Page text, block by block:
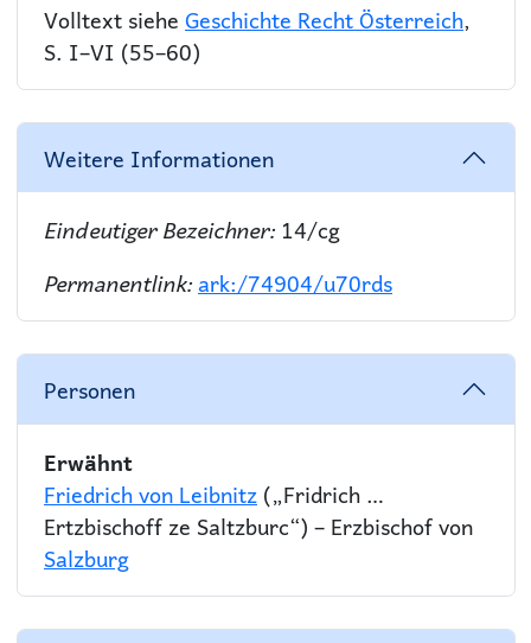
Volltext siehe Geschichte Recht Österreich,
S. I–VI (55–60)
Weitere Informationen
Eindeutiger Bezeichner: 14/cg
Permanentlink:ark:/74904/u70rds
Personen
Erwähnt
Friedrich von Leibnitz („Fridrich …
Ertzbischoff ze Saltzburc“) – Erzbischof von
Salzburg